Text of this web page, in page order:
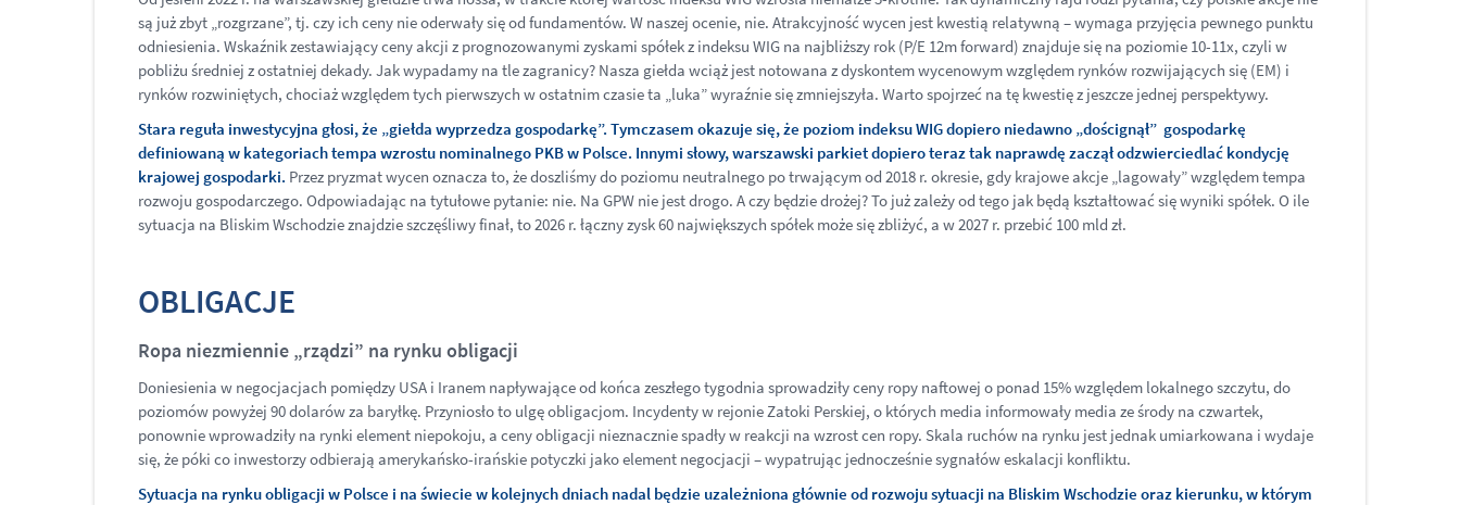
są już zbyt „rozgrzane”, tj. czy ich ceny nie oderwały się od fundamentów. W naszej ocenie, nie. Atrakcyjność wycen jest kwestią relatywną – wymaga przyjęcia pewnego punktu
odniesienia. Wskaźnik zestawiający ceny akcji z prognozowanymi zyskami spółek z indeksu WIG na najbliższy rok (P/E 12m forward) znajduje się na poziomie 10-11x, czyli w
pobliżu średniej z ostatniej dekady. Jak wypadamy na tle zagranicy? Nasza giełda wciąż jest notowana z dyskontem wycenowym względem rynków rozwijających się (EM) i
rynków rozwiniętych, chociaż względem tych pierwszych w ostatnim czasie ta „luka” wyraźnie się zmniejszyła. Warto spojrzeć na tę kwestię z jeszcze jednej perspektywy.
Stara reguła inwestycyjna głosi, że „giełda wyprzedza gospodarkę”. Tymczasem okazuje się, że poziom indeksu WIG dopiero niedawno „doścignął” gospodarkę
definiowaną w kategoriach tempa wzrostu nominalnego PKB w Polsce. Innymi słowy, warszawski parkiet dopiero teraz tak naprawdę zaczął odzwierciedlać kondycję
krajowej gospodarki. Przez pryzmat wycen oznacza to, że doszliśmy do poziomu neutralnego po trwającym od 2018 r. okresie, gdy krajowe akcje „lagowały” względem tempa
rozwoju gospodarczego. Odpowiadając na tytułowe pytanie: nie. Na GPW nie jest drogo. A czy będzie drożej? To już zależy od tego jak będą kształtować się wyniki spółek. O ile
sytuacja na Bliskim Wschodzie znajdzie szczęśliwy finał, to 2026 r. łączny zysk 60 największych spółek może się zbliżyć, a w 2027 r. przebić 100 mld zł.
OBLIGACJE
Ropa niezmiennie „rządzi” na rynku obligacji
Doniesienia w negocjacjach pomiędzy USA i Iranem napływające od końca zeszłego tygodnia sprowadziły ceny ropy naftowej o ponad 15% względem lokalnego szczytu, do
poziomów powyżej 90 dolarów za baryłkę. Przyniosło to ulgę obligacjom. Incydenty w rejonie Zatoki Perskiej, o których media informowały media ze środy na czwartek,
ponownie wprowadziły na rynki element niepokoju, a ceny obligacji nieznacznie spadły w reakcji na wzrost cen ropy. Skala ruchów na rynku jest jednak umiarkowana i wydaje
się, że póki co inwestorzy odbierają amerykańsko-irańskie potyczki jako element negocjacji – wypatrując jednocześnie sygnałów eskalacji konfliktu.
Sytuacja na rynku obligacji w Polsce i na świecie w kolejnych dniach nadal będzie uzależniona głównie od rozwoju sytuacji na Bliskim Wschodzie oraz kierunku, w którym